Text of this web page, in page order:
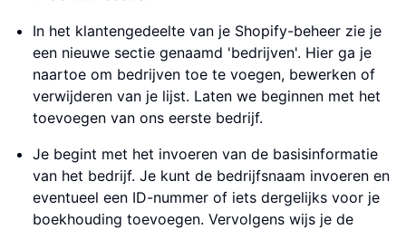
In het klantengedeelte van je Shopify-beheer zie je
een nieuwe sectie genaamd 'bedrijven'. Hier ga je
naartoe om bedrijven toe te voegen, bewerken of
verwijderen van je lijst. Laten we beginnen met het
toevoegen van ons eerste bedrijf.
Je begint met het invoeren van de basisinformatie
van het bedrijf. Je kunt de bedrijfsnaam invoeren en
eventueel een ID-nummer of iets dergelijks voor je
boekhouding toevoegen. Vervolgens wijs je de